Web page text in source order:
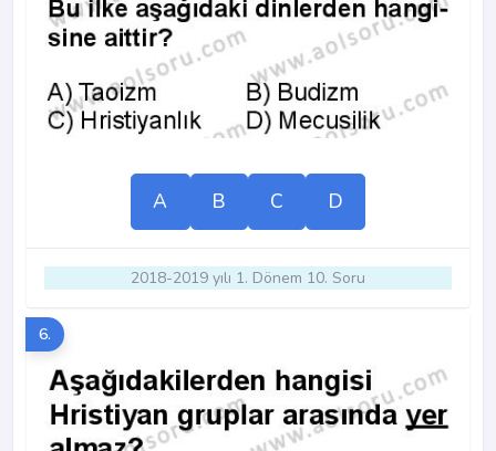
A B C D
2018-2019 yılı 1. Dönem 10. Soru
6.